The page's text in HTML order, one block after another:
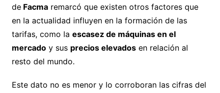
deFacmaremarcó que existen otros factores que
en la actualidad influyen en la formación de las
tarifas, como la escasez de máquinas en el
mercadoy sus precios elevadosen relación al
resto del mundo.
Este dato no es menor y lo corroboran las cifras del